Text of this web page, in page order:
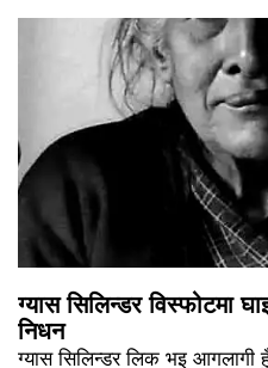
ग्यास सिलिन्डर विस्फोटमा
निधन
ग्यास सिलिन्डर लिक भइ आगलागी